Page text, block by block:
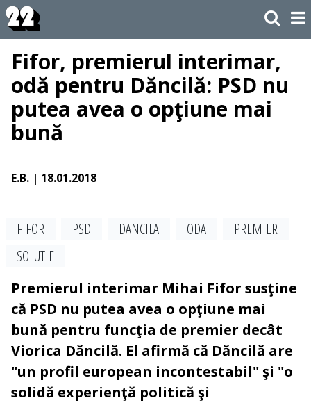
Fifor, premierul interimar,
odă pentru Dăncilă: PSD nu
putea avea o opţiune mai
bună
E.B. | 18.01.2018
FIFOR PSD DANCILA ODA
PREMIER
SOLUTIE
Premierul interimar Mihai Fifor susţine
că PSD nu putea avea o opţiune mai
bună pentru funcţia de premier decât
Viorica Dăncilă. El afirmă că Dăncilă are
"un profil european incontestabil" şi "o
solidă experienţă politică şi